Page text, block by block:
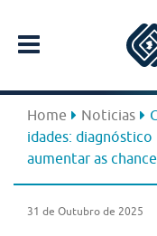
Home Noticias
idades: diagnóstico
aumentar as
31 de Outubro de 2025